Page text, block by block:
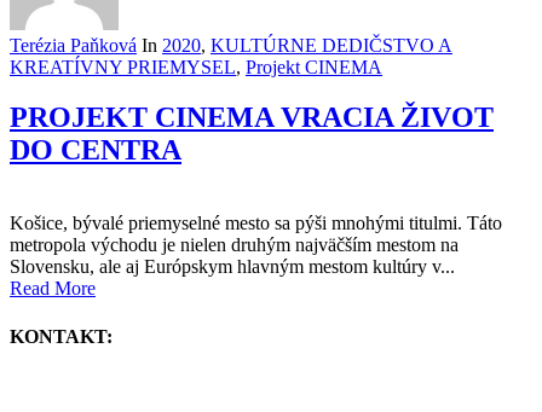
Terézia Paňková In 2020, KULTÚRNE DEDIČSTVO A
KREATÍVNY PRIEMYSEL, Projekt CINEMA
PROJEKT CINEMA VRACIA ŽIVOT
DO CENTRA
Košice, bývalé priemyselné mesto sa pýši mnohými titulmi. Táto
metropola východu je nielen druhým najväčším mestom na
Slovensku, ale aj Európskym hlavným mestom kultúry v...
Read More
KONTAKT: